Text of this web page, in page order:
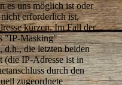
es uns möglich ist oder
erforderlich ist,
kürzen. Im Fall der
"IP-Masking"
d.h., die letzten beiden
(die IP-Adresse ist in
durch den
zugeordnete